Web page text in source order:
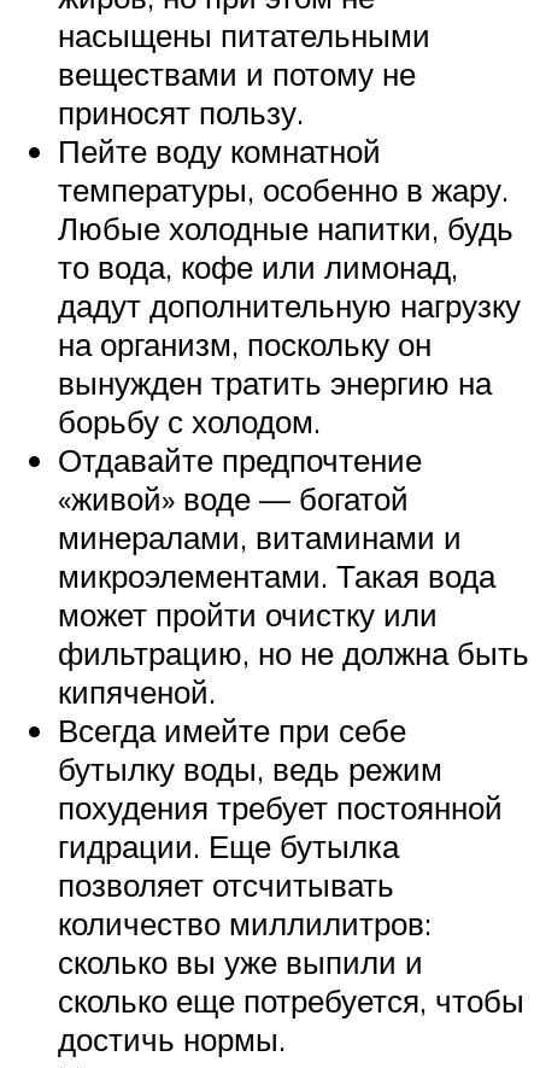
насыщены питательными
веществами и потому не
приносят пользу.
Пейте воду комнатной
температуры, особенно в жару.
Любые холодные напитки, будь
то вода, кофе или лимонад,
дадут дополнительную нагрузку
на организм, поскольку он
вынужден тратить энергию на
борьбу с холодом.
Отдавайте предпочтение
«живой» воде — богатой
минералами, витаминами и
микроэлементами. Такая вода
может пройти очистку или
фильтрацию, но не должна быть
кипяченой.
Всегда имейте при себе
бутылку воды, ведь режим
похудения требует постоянной
гидрации. Еще бутылка
позволяет отсчитывать
количество миллилитров:
сколько вы уже выпили и
сколько еще потребуется, чтобы
достичь нормы.